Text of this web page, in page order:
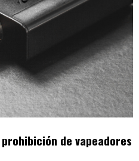
prohibición de vapeadores